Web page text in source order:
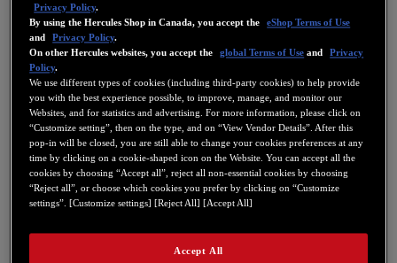
US
FR
ES
GB
DE
IT
NL
PT
Privacy Policy.
By using the Hercules Shop in Canada, you accept the
eShop Terms of Use
and
Privacy Policy.
On other Hercules websites, you accept the
global Terms of Use and
Privacy
Policy.
We use different types of cookies (including third-party cookies) to help provide
you with the best experience possible, to improve, manage, and monitor our
Websites, and for statistics and advertising. For more information, please click on
“Customize setting”, then on the type, and on “View Vendor Details”. After this
pop-in will be closed, you are still able to change your cookies preferences at any
time by clicking on a cookie-shaped icon on the Website. You can accept all the
cookies by choosing “Accept all”, reject all non-essential cookies by choosing
“Reject all”, or choose which cookies you prefer by clicking on “Customize
settings”. [Customize settings] [Reject All] [Accept All]
Accept All